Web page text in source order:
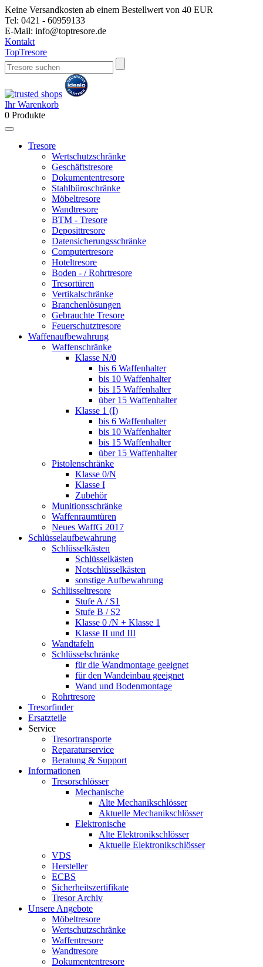
Keine Versandkosten ab einem Bestellwert von 40 EUR
Tel: 0421 - 60959133
E-Mail: info@toptresore.de
Kontakt
TopTresore
Ihr Warenkorb
0 Produkte
Tresore
Wertschutzschränke
Geschäftstresore
Dokumententresore
Stahlbüroschränke
Möbeltresore
Wandtresore
BTM - Tresore
Deposittresore
Datensicherungsschränke
Computertresore
Hoteltresore
Boden - / Rohrtresore
Tresortüren
Vertikalschränke
Branchenlösungen
Gebrauchte Tresore
Feuerschutztresore
Waffenaufbewahrung
Waffenschränke
Klasse N/0
bis 6 Waffenhalter
bis 10 Waffenhalter
bis 15 Waffenhalter
über 15 Waffenhalter
Klasse 1 (I)
bis 6 Waffenhalter
bis 10 Waffenhalter
bis 15 Waffenhalter
über 15 Waffenhalter
Pistolenschränke
Klasse 0/N
Klasse I
Zubehör
Munitionsschränke
Waffenraumtüren
Neues WaffG 2017
Schlüsselaufbewahrung
Schlüsselkästen
Schlüsselkästen
Notschlüsselkästen
sonstige Aufbewahrung
Schlüsseltresore
Stufe A / S1
Stufe B / S2
Klasse 0 /N + Klasse 1
Klasse II und III
Wandtafeln
Schlüsselschränke
für die Wandmontage geeignet
für den Wandeinbau geeignet
Wand und Bodenmontage
Rohrtresore
Tresorfinder
Ersatzteile
Service
Tresortransporte
Reparaturservice
Beratung & Support
Informationen
Tresorschlösser
Mechanische
Alte Mechanikschlösser
Aktuelle Mechanikschlösser
Elektronische
Alte Elektronikschlösser
Aktuelle Elektronikschlösser
VDS
Hersteller
ECBS
Sicherheitszertifikate
Tresor Archiv
Unsere Angebote
Möbeltresore
Wertschutzschränke
Waffentresore
Wandtresore
Dokumententresore